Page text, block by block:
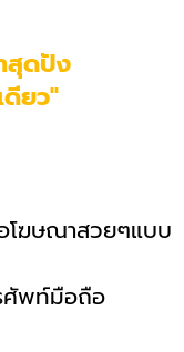
สุดปัง
ยว"
โฆษณาสวยๆแบบ
ศัพท์มือถือ